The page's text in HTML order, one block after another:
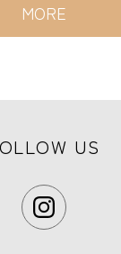
MORE
US